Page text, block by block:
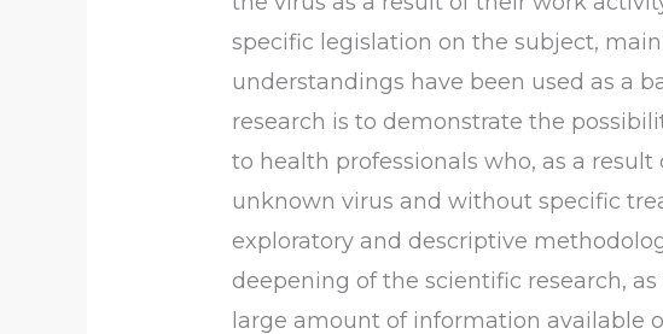
specific legislation on the subject,
understandings have been used as a
research is to demonstrate the
to health professionals who, as a
unknown virus and without specific
exploratory and descriptive
deepening of the scientific research,
large amount of information available